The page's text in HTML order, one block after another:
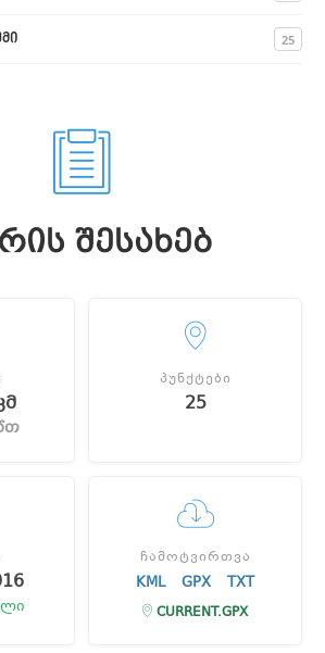
25
ᲨᲔᲡᲐᲮᲔᲑ
ᲞᲣᲜᲥᲢᲔᲑᲘ
25
ᲩᲐᲛᲝᲢᲕᲘᲠᲗᲕᲐ
KML GPX TXT
CURRENT.GPX